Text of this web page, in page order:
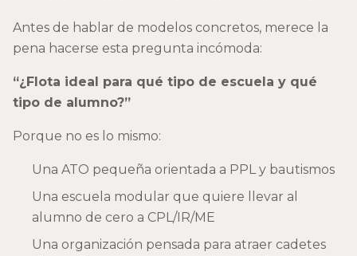
Antes de hablar de modelos concretos, merece la
pena hacerse esta pregunta incómoda:
“¿Flota ideal para qué tipo de escuela y qué
tipo de alumno?”
Porque no es lo mismo:
Una ATO pequeña orientada a PPL y bautismos
Una escuela modular que quiere llevar al
alumno de cero a CPL/IR/ME
Una organización pensada para atraer cadetes